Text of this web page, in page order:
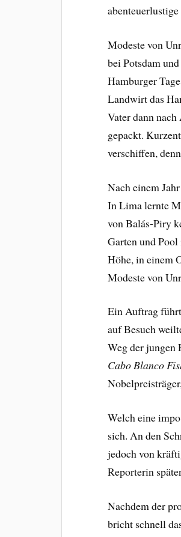
Modeste von
bei Potsdam
Hamburger
Landwirt das
Vater dann
gepackt.
verschiffen,
Nach einem
In Lima lernte
von Balás-Piry
Garten und
Höhe, in einem
Modeste von
Ein Auftrag
auf Besuch
Weg der jungen
Cabo Blanco
Welch eine
sich. An den
jedoch von
Reporterin
Nachdem der
bricht schnell